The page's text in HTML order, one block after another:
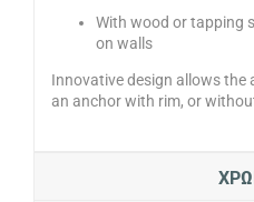
With wood or tapping
on walls
Innovative design allows the
an anchor with rim, or